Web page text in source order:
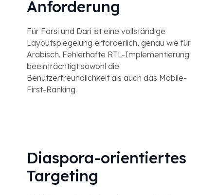
Anforderung
Für Farsi und Dari ist eine vollständige
Layoutspiegelung erforderlich, genau wie für
Arabisch. Fehlerhafte RTL-Implementierung
beeinträchtigt sowohl die
Benutzerfreundlichkeit als auch das Mobile-
First-Ranking.
Diaspora-orientiertes
Targeting